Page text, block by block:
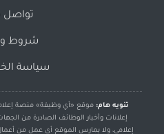
تواصل
شروط
سياسة
تنويه هام: موقع «أي وظيفة» منصة
إعلانات وأخبار الوظائف الصادرة من
إعلامي، ولا يمارس الموقع أي عمل من